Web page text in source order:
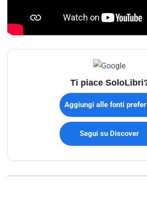
Ti piace
Aggiungi alle fonti
Segui su Discover